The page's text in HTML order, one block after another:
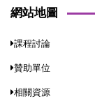
網站地圖
課程討論
贊助單位
相關資源